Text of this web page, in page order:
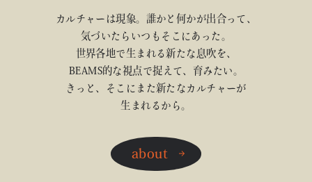
カルチャーは現象。誰かと何かが出合って、
気づいたらいつもそこにあった。
世界各地で生まれる新たな息吹を、
BEAMS的な視点で捉えて、育みたい。
きっと、そこにまた新たなカルチャーが
生まれるから。
about